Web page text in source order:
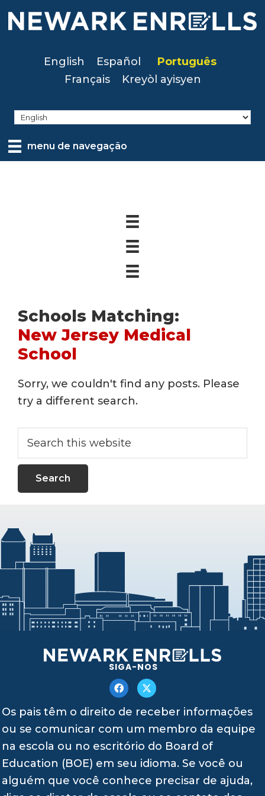
Skip
English Español
Português
Français
Kreyòl ayisyen
menu de navegação
Schools Matching:
New Jersey Medical
School
Sorry, we couldn't find any posts. Please
try a different search.
Search
website
SIGA-NOS
Os pais têm o direito de receber informações
ou se comunicar com um membro da equipe
na escola ou no escritório do Board of
Education (BOE) em seu idioma. Se você ou
alguém que você conhece precisar de ajuda,